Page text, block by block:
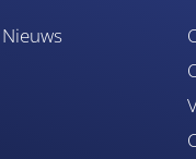
Nieuws